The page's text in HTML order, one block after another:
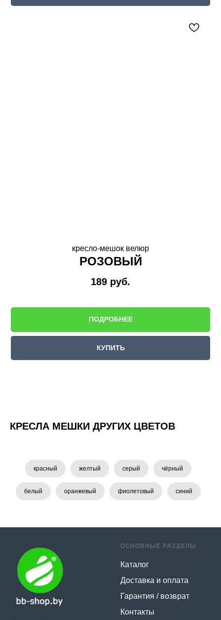
кресло-мешок велюр
РОЗОВЫЙ
189 руб.
ПОДРОБНЕЕ
КУПИТЬ
КРЕСЛА МЕШКИ ДРУГИХ ЦВЕТОВ
красный желтый серый чёрный
белый оранжевый фиолетовый синий
ОСНОВНЫЕ РАЗДЕЛЫ
Каталог
Доставка и оплата
Гарантия / возврат
Контакты